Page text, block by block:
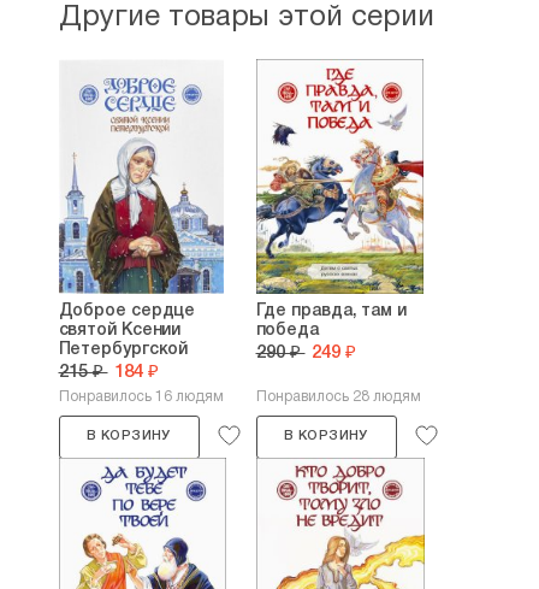
Другие товары этой серии
Доброе сердце
святой Ксении
Петербургской
215 ₽ 184 ₽
Понравилось 16 людям
В КОРЗИНУ
Где правда, там и
победа
290 ₽ 249 ₽
Понравилось 28 людям
В КОРЗИНУ